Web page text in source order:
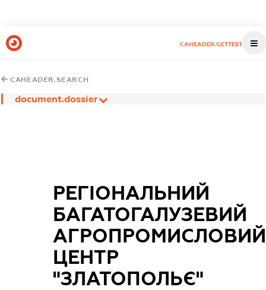
CAHEADER.GETTEST
CAHEADER.SEARCH
document.dossier
РЕГІОНАЛЬНИЙ
БАГАТОГАЛУЗЕВИЙ
АГРОПРОМИСЛОВИЙ
ЦЕНТР
"ЗЛАТОПОЛЬЄ"